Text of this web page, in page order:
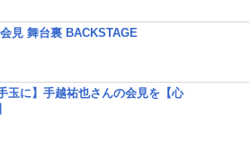
見 舞台裏 BACKSTAGE
玉に】手越祐也さんの会見を【心